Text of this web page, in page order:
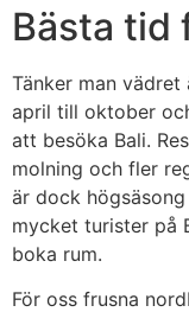
Bästa tid
Tänker man
april till oktober
att besöka Bali.
molning och fler
är dock
mycket turister på
boka rum.
För oss frusna